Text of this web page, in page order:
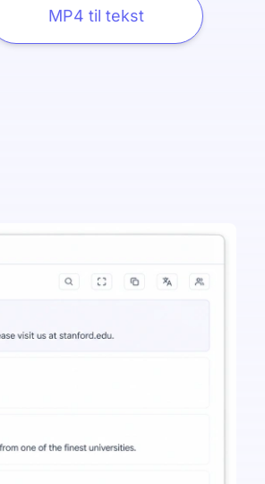
MP4 til tekst